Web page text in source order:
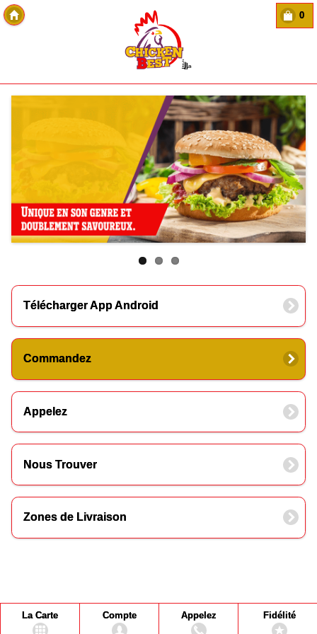
0
Télécharger App Android
Commandez
Appelez
Nous Trouver
Zones de Livraison
La Carte Compte Appelez Fidélité
Copyright Des-click